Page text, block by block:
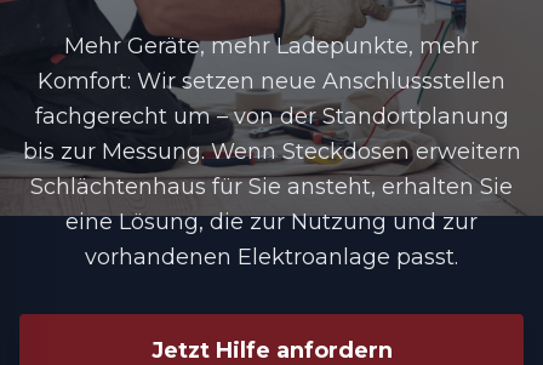
Mehr Geräte, mehr Ladepunkte, mehr
Komfort: Wir setzen neue Anschlussstellen
fachgerecht um – von der Standortplanung
bis zur Messung. Wenn Steckdosen erweitern
Schlächtenhaus für Sie ansteht, erhalten Sie
eine Lösung, die zur Nutzung und zur
vorhandenen Elektroanlage passt.
Jetzt Hilfe anfordern